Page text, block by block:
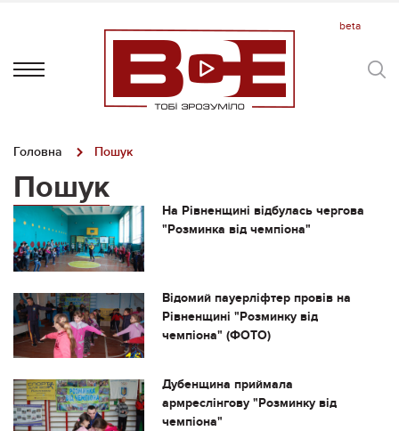
Головна Пошук
Пошук
На Рівненщині відбулась чергова
"Розминка від чемпіона"
Відомий пауерліфтер провів на
Рівненщині "Розминку від
чемпіона" (ФОТО)
Дубенщина приймала
армреслінгову "Розминку від
чемпіона"